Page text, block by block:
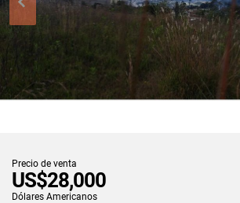
Precio de venta
US$28,000
Dólares Americanos